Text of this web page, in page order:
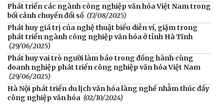
Phát triển các ngành công nghiệp văn hóa Việt Nam trong
bối cảnh chuyển đổi số (17/08/2025)
Phát huy giá trị của nghệ thuật biểu diễn ví, giặm trong
phát triển ngành công nghiệp văn hóa ở tỉnh Hà Tĩnh
(29/06/2025)
Phát huy vai trò người làm báo trong đồng hành cùng
doanh nghiệp phát triển công nghiệp văn hóa Việt Nam
(29/06/2025)
Hà Nội phát triển du lịch văn hóa làng nghề nhằm thúc đẩy
công nghiệp văn hóa (02/10/2024)